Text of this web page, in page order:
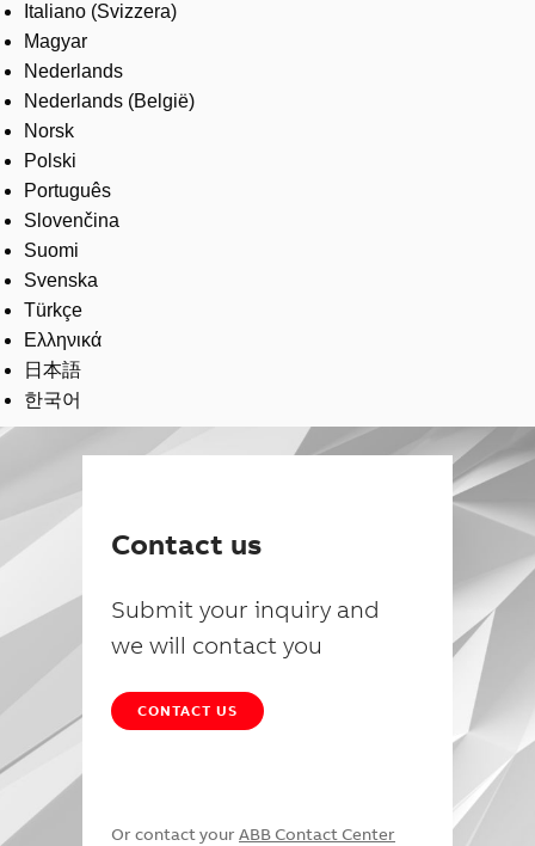
Italiano (Svizzera)
Magyar
Nederlands
Nederlands (België)
Norsk
Polski
Português
Slovenčina
Suomi
Svenska
Türkçe
Ελληνικά
日本語
한국어
Contact us
Submit your inquiry and
we will contact you
CONTACT US
Or contact your ABB Contact Center